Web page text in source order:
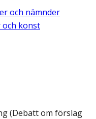
och nämnder
och konst
(Debatt om förslag